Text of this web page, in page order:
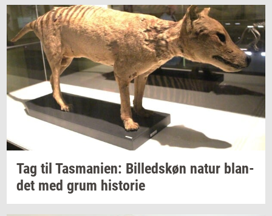
Tag til Tas­ma­ni­en: Bil­leds­køn natur blan­
det med grum hi­sto­rie